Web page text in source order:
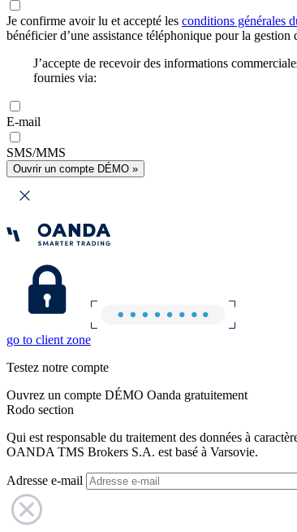
Je confirme avoir lu et accepté les conditions générales
bénéficier d’une assistance téléphonique pour la
J’accepte de recevoir des informations
fournies via:
E-mail
SMS/MMS
Ouvrir un compte DÉMO »
go to client zone
Testez notre compte
Ouvrez un compte DÉMO Oanda gratuitement
Rodo section
Qui est responsable du traitement des données à
OANDA TMS Brokers S.A. est basé à Varsovie.
Adresse e-mail